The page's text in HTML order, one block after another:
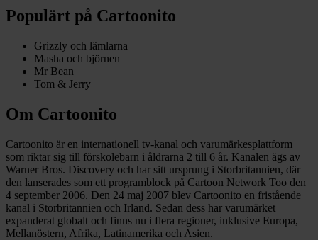
Populärt på Cartoonito
Grizzly och lämlarna
Masha och björnen
Mr Bean
Tom & Jerry
Om Cartoonito
Cartoonito är en internationell tv-kanal och varumärkesplattform
som riktar sig till förskolebarn i åldrarna 2 till 6 år. Kanalen ägs av
Warner Bros. Discovery och har sitt ursprung i Storbritannien, där
den lanserades som ett programblock på Cartoon Network Too den
4 september 2006. Den 24 maj 2007 blev Cartoonito en fristående
kanal i Storbritannien och Irland. Sedan dess har varumärket
expanderat globalt och finns nu i flera regioner, inklusive Europa,
Mellanöstern, Afrika, Latinamerika och Asien.